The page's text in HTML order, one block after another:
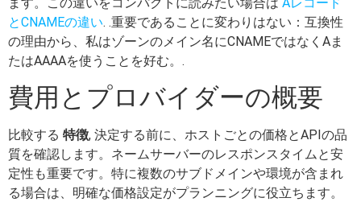
とCNAMEの違い. .重要であることに変わりはない：互換性
の理由から、私はゾーンのメイン名にCNAMEではなくAま
たはAAAAを使うことを好む。.
費用とプロバイダーの概要
比較する 特徴, 決定する前に、ホストごとの価格とAPIの品
質を確認します。ネームサーバーのレスポンスタイムと安
定性も重要です。特に複数のサブドメインや環境が含まれ
る場合は、明確な価格設定がプランニングに役立ちます。